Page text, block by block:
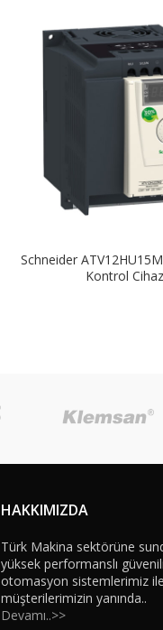
Schneider
Kontrol
HAKKIMIZDA
Türk Makina sektörüne
yüksek performanslı
otomasyon sistemlerimiz
müşterilerimizin yanında..
Devamı..>>